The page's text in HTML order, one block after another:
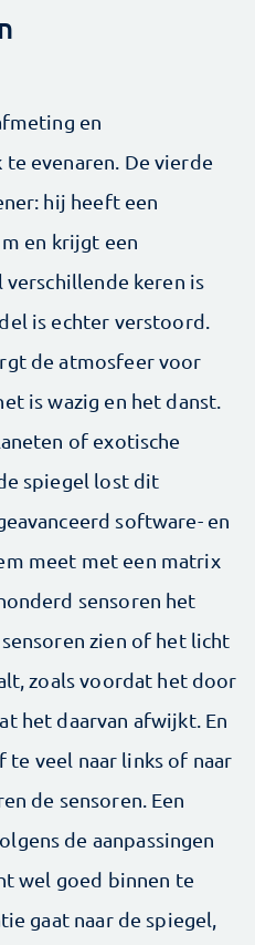
en
evenaren. De vierde
hij heeft een
en krijgt een
keren is
is echter verstoord.
de atmosfeer voor
is wazig en het danst.
of exotische
spiegel lost dit
software- en
meet met een matrix
sensoren het
zien of het licht
zoals voordat het door
het daarvan afwijkt. En
veel naar links of naar
de sensoren. Een
de aanpassingen
wel goed binnen te
gaat naar de spiegel,